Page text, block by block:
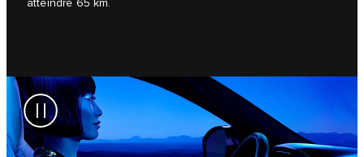
atteindre 65 km.